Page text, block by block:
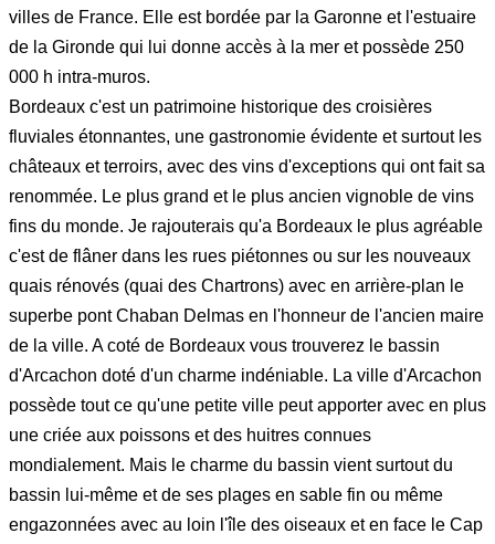
villes de France. Elle est bordée par la Garonne et l'estuaire
de la Gironde qui lui donne accès à la mer et possède 250
000 h intra-muros.
Bordeaux c'est un patrimoine historique des croisières
fluviales étonnantes, une gastronomie évidente et surtout les
châteaux et terroirs, avec des vins d'exceptions qui ont fait sa
renommée. Le plus grand et le plus ancien vignoble de vins
fins du monde. Je rajouterais qu'a Bordeaux le plus agréable
c'est de flâner dans les rues piétonnes ou sur les nouveaux
quais rénovés (quai des Chartrons) avec en arrière-plan le
superbe pont Chaban Delmas en l'honneur de l'ancien maire
de la ville. A coté de Bordeaux vous trouverez le bassin
d'Arcachon doté d'un charme indéniable. La ville d'Arcachon
possède tout ce qu'une petite ville peut apporter avec en plus
une criée aux poissons et des huitres connues
mondialement. Mais le charme du bassin vient surtout du
bassin lui-même et de ses plages en sable fin ou même
engazonnées avec au loin l'île des oiseaux et en face le Cap